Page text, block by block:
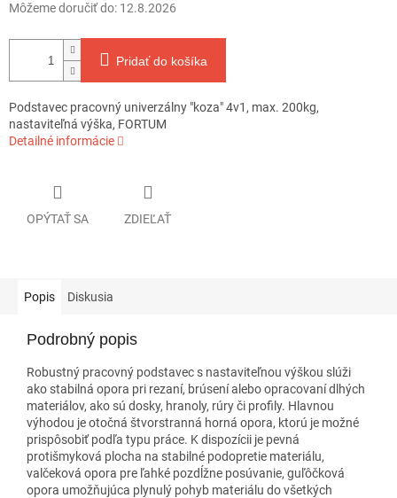
Môžeme doručiť do: 12.8.2026
Pridať do košíka
Podstavec pracovný univerzálny "koza" 4v1, max. 200kg,
nastaviteľná výška, FORTUM
Detailné informácie
OPÝTAŤ SA ZDIEĽAŤ
Popis Diskusia
Podrobný popis
Robustný pracovný podstavec s nastaviteľnou výškou slúži
ako stabilná opora pri rezaní, brúsení alebo opracovaní dlhých
materiálov, ako sú dosky, hranoly, rúry či profily. Hlavnou
výhodou je otočná štvorstranná horná opora, ktorú je možné
prispôsobiť podľa typu práce. K dispozícii je pevná
protišmyková plocha na stabilné podopretie materiálu,
valčeková opora pre ľahké pozdĺžne posúvanie, guľôčková
opora umožňujúca plynulý pohyb materiálu do všetkých